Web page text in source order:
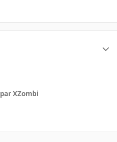
par XZombi